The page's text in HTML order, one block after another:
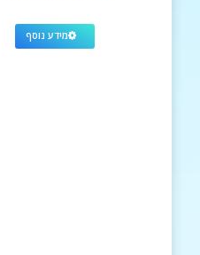
מידע נוסף